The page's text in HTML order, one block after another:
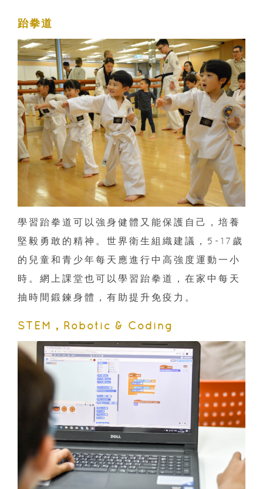
跆拳道
學習跆拳道可以強身健體又能保護自己，培養
堅毅勇敢的精神。世界衛生組織建議，5-17歲
的兒童和青少年每天應進行中高強度運動一小
時。網上課堂也可以學習跆拳道，在家中每天
抽時間鍛鍊身體，有助提升免疫力。
STEM，Robotic & Coding